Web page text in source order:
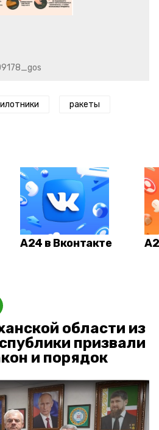
ракеты
А24 в Вконтакте
области из
призвали
и порядок